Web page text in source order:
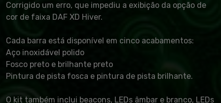
Corrigido um erro, que impediu a exibição da opção de
cor de faixa DAF XD Hiver.
Cada barra está disponível em cinco acabamentos:
Aço inoxidável polido
Fosco preto e brilhante preto
Pintura de pista fosca e pintura de pista brilhante.
O kit também inclui beacons, LEDs âmbar e branco, LEDs